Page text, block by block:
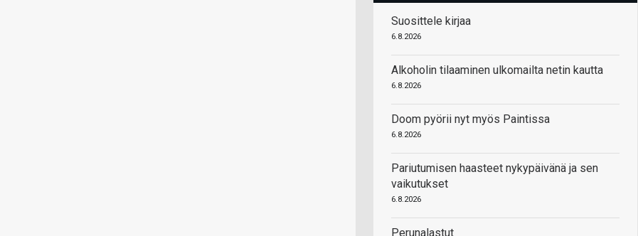
Suosittele kirjaa
6.8.2026
Alkoholin tilaaminen ulkomailta netin kautta
6.8.2026
Doom pyörii nyt myös Paintissa
6.8.2026
Pariutumisen haasteet nykypäivänä ja sen
vaikutukset
6.8.2026
Perunalastut